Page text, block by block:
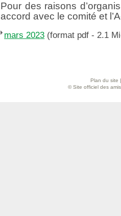
Pour des raisons
accord avec le comité et
mars 2023 (format pdf - 2.1
Plan du site
© Site officiel des